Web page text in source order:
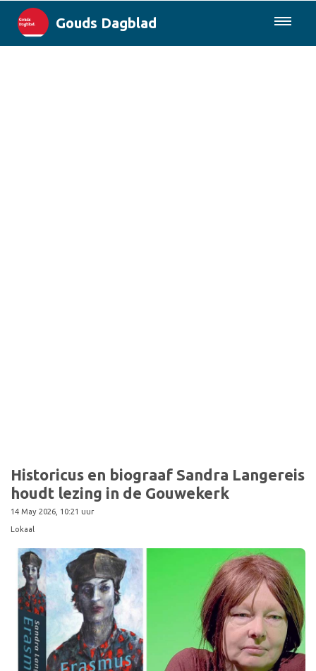
Gouds Dagblad
Historicus en biograaf Sandra Langereis
houdt lezing in de Gouwekerk
14 May 2026, 10:21 uur
Lokaal